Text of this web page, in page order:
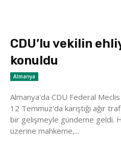
CDU’lu vekilin
konuldu
Almanya
Almanya'da CDU Federal
12 Temmuz'da karıştığı ağır
bir gelişmeyle gündeme geldi.
üzerine mahkeme,...